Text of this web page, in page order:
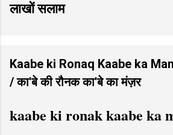
लाखों सलाम
Kaabe ki Ronaq Kaabe ka
/ का'बे की रौनक का'बे का मंज़र
kaabe ki ronak kaabe ka